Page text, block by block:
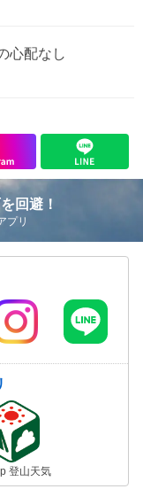
心配なし
回避！
プリ
登山天気